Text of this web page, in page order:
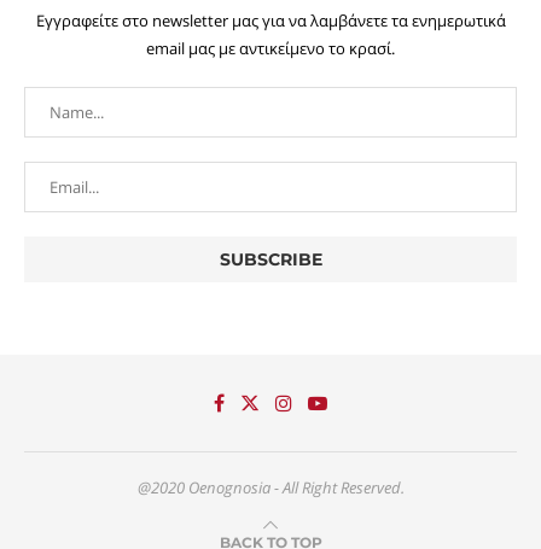
Εγγραφείτε στο newsletter μας για να λαμβάνετε τα ενημερωτικά
email μας με αντικείμενο το κρασί.
@2020 Oenognosia - All Right Reserved.
BACK TO TOP